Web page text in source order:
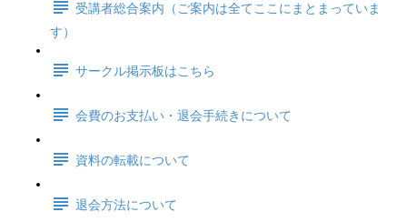
受講者総合案内（ご案内は全てここにまとまっていま
す）
サークル掲示板はこちら
会費のお支払い・退会手続きについて
資料の転載について
退会方法について